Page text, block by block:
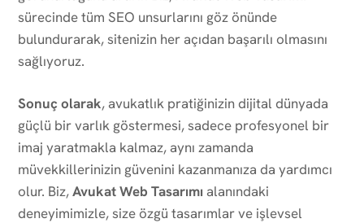
sürecinde tüm SEO unsurlarını göz önünde
bulundurarak, sitenizin her açıdan başarılı olmasını
sağlıyoruz.
Sonuç olarak, avukatlık pratiğinizin dijital dünyada
güçlü bir varlık göstermesi, sadece profesyonel bir
imaj yaratmakla kalmaz, aynı zamanda
müvekkillerinizin güvenini kazanmanıza da yardımcı
olur. Biz,Avukat Web Tasarımı alanındaki
deneyimimizle, size özgü tasarımlar ve işlevsel